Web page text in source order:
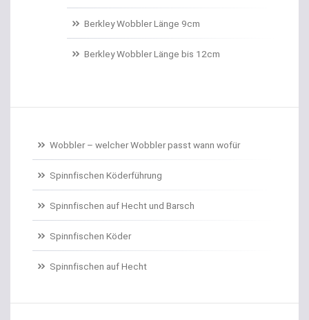
Birnenbleie
Bissanzeiger
Bivytable
Bleisets
Blinker
Bodentaster
Berkley Wobbler Länge 9cm
Berkley Wobbler Länge bis 12cm
Wobbler – welcher Wobbler passt wann wofür
Spinnfischen Köderführung
Spinnfischen auf Hecht und Barsch
Spinnfischen Köder
Spinnfischen auf Hecht